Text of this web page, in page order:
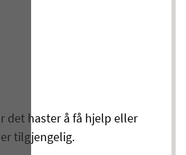
det haster å få hjelp eller
tilgjengelig.